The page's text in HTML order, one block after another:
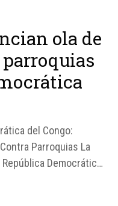
ola de
del Congo:
Parroquias La
Democrática
Según